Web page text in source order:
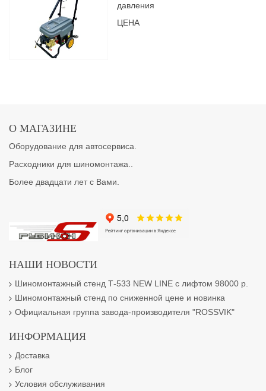
давления
ЦЕНА
О МАГАЗИНЕ
Оборудование для автосервиса.
Расходники для шиномонтажа..
Более двадцати лет с Вами.
НАШИ НОВОСТИ
Шиномонтажный стенд Т-533 NEW LINE с лифтом 98000 р.
Шиномонтажный стенд по сниженной цене и новинка
Официальная группа завода-производителя "ROSSVIK"
ИНФОРМАЦИЯ
Доставка
Блог
Условия обслуживания